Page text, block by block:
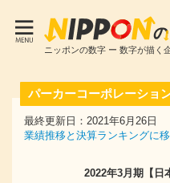
ニッポンの数字 ー 数字が描く
パーカーコーポレーショ
最終更新日：2021年6月26日
業績推移と決算ランキングに
2022年3月期 【日